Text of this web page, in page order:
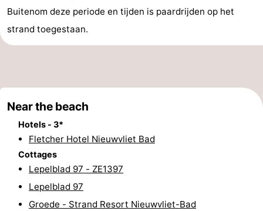
Lastminutes
&
-
Museums
Monuments
Mills
Buitenom deze periode en tijden is paardrijden op het
strand toegestaan.
Near the beach
Hotels - 3*
Fletcher Hotel Nieuwvliet Bad
Cottages
Lepelblad 97 - ZE1397
Lepelblad 97
Groede - Strand Resort Nieuwvliet-Bad